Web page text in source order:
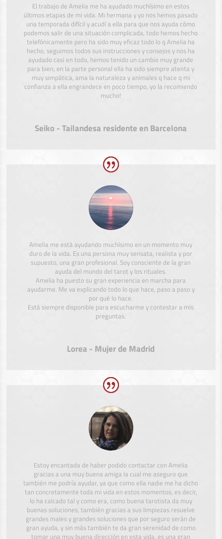
El trabajo de Amelia me ha ayudado muchísimo en estos
últimos etapas de mi vida. Mi hermana y yo nos hemos pasado
una temporada difícil y acudí a ella para que nos ayuda cómo
podemos salir de una situación complicada, todo hemos hecho
telefónicamente pero ha sido muy eficaz todo lo q Amelia ha
hecho, seguimos todos sus instrucciones y consejos y nos ha
ayudado casi en todo, hemos tenido un cambio muy grande
para bien, en la parte personal ella ha sido siempre atenta y
muy simpática, ama la naturaleza y animales q hace q mi
confianza a ella engrandece en poco tiempo, yo la recomiendo
mucho!
Seiko - Tailandesa residente en Barcelona
Amelia me está ayudando muchísimo en un momento muy
duro de la vida. Es una persona muy sensata, realista y por
supuesto, una gran profesional. Soy consciente de la gran
ayuda del mundo del tarot y los rituales.
Amelia ha puesto su gran experiencia en marcha para
ayudarme. Me va explicando todo lo que hace, paso a paso y
por qué lo hace.
Está siempre disponible para escucharme y contestar a mis
preguntas.
Lorea - Mujer de Madrid
Estoy encantada de haber podido contactar con Amelia
gracias a una muy buena amiga la cual me aseguro que
también me podría ayudar, ya que como ella nadie me ha dicho
tan concretamente toda mi vida en estos momentos, es decir,
lo ha calcado tal y como era, como buena tarotista da muy
buenas soluciones, también gracias a sus limpiezas resuelve
grandes males y grandes soluciones que por seguro serán de
gran ayuda, y sin más también te da gran serenidad de como
tomar una muy buena dirección en esta vida, es una gran